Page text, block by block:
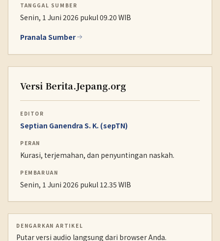
TANGGAL SUMBER
Senin, 1 Juni 2026 pukul 09.20 WIB
Pranala Sumber
Versi Berita.Jepang.org
EDITOR
Septian Ganendra S. K. (sepTN)
PERAN
Kurasi, terjemahan, dan penyuntingan naskah.
PEMBARUAN
Senin, 1 Juni 2026 pukul 12.35 WIB
DENGARKAN ARTIKEL
Putar versi audio langsung dari browser Anda.